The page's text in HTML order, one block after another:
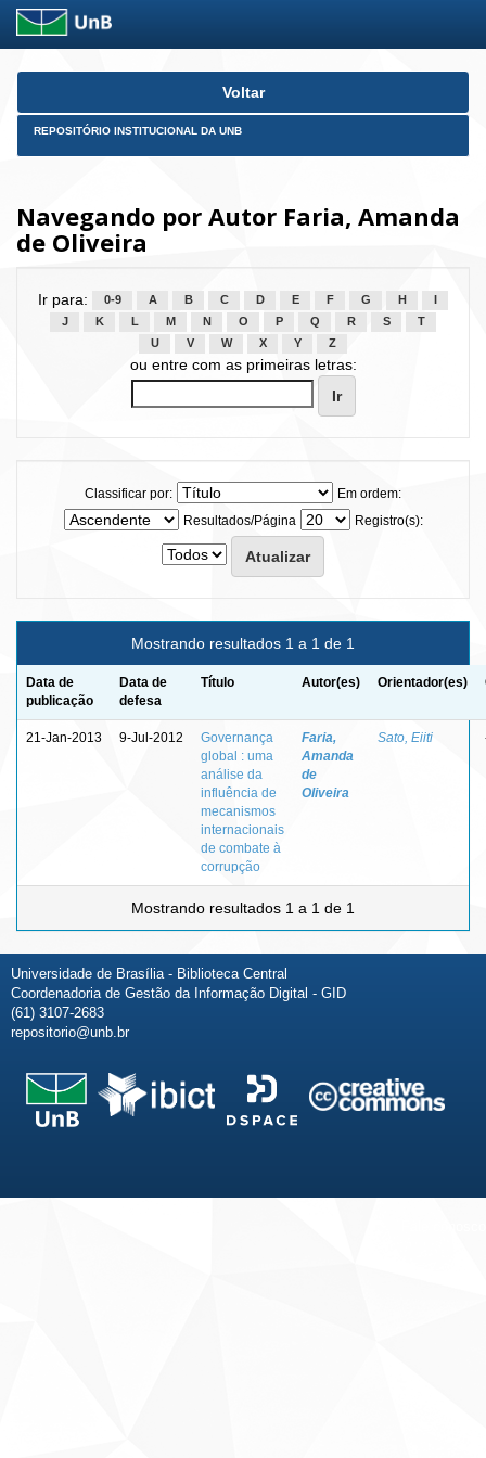
Skip
Voltar
REPOSITÓRIO INSTITUCIONAL DA UNB
Navegando por Autor Faria, Amanda
de Oliveira
Ir para: 0-9 A B C D E F G H
J
K L M N O P Q R S
T
U
V W X Y Z
ou entre com as primeiras letras:
Classificar por:
Em ordem:
Resultados/Página
Registro(s):
Mostrando resultados 1 a 1 de 1
Data de
publicação
Data de
defesa
Título Autor(es) Orientador(es)
21-Jan-2013 9-Jul-2012
Governança
global : uma
análise da
influência de
mecanismos
internacionais
de combate à
corrupção
Faria,
Amanda
de
Oliveira
Sato, Eiiti
Mostrando resultados 1 a 1 de 1
Universidade de Brasília - Biblioteca Central
Coordenadoria de Gestão da Informação Digital - GID
(61) 3107-2683
repositorio@unb.br